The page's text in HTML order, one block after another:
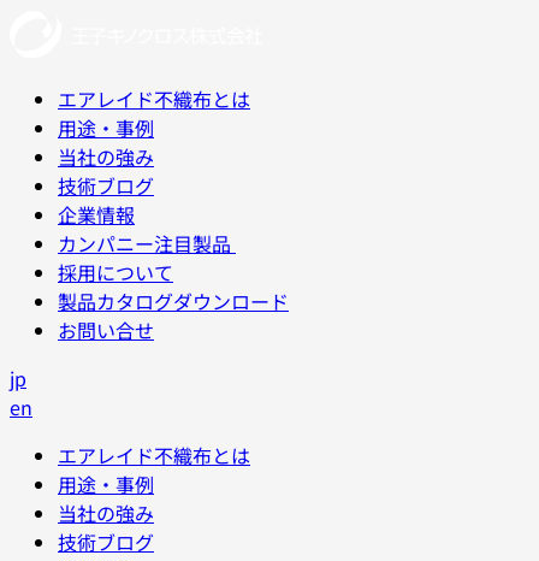
エアレイド不織布とは
用途・事例
当社の強み
技術ブログ
企業情報
カンパニー注目製品
採用について
製品カタログダウンロード
お問い合せ
jp
en
エアレイド不織布とは
用途・事例
当社の強み
技術ブログ